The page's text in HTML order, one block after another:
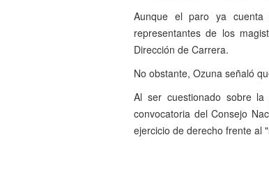
Aunque el paro ya cuenta
representantes de los
Dirección de Carrera.
No obstante, Ozuna señaló
Al ser cuestionado sobre
convocatoria del Consejo
ejercicio de derecho frente al